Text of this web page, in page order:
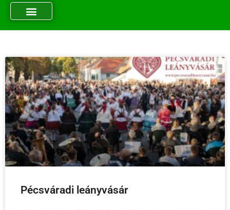
Pécsváradi leányvásár